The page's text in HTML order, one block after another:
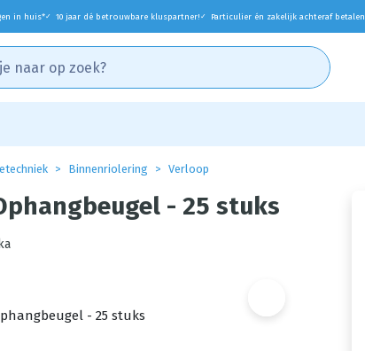
in huis*✓ 10 jaar dé betrouwbare kluspartner! ✓ Particulier én zakelijk achteraf betalen
Binnenriolering Verloop
- 25 stuks